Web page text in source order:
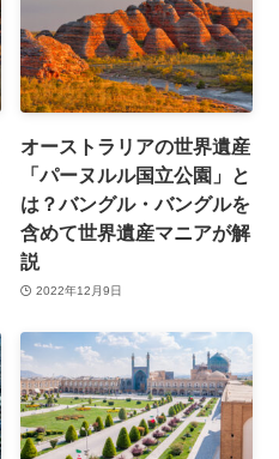
オーストラリアの世界遺産
「パーヌルル国立公園」と
は？バングル・バングルを
含めて世界遺産マニアが解
説
2022年12月9日